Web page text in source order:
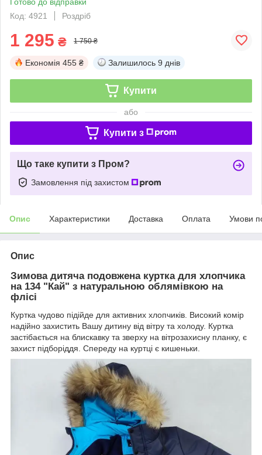
Код: 4921
Роздріб
1 295 ₴ 1 750 ₴
Економія 455 ₴ Залишилось 9 днів
Купити
або
Купити з
Що таке купити з Пром?
Замовлення під захистом
Опис Характеристики Доставка Оплата Умови
Опис
Зимова дитяча подовжена куртка для хлопчика
на 134 "Кай" з натуральною облямівкою на
флісі
Куртка чудово підійде для активних хлопчиків. Високий комір
надійно захистить Вашу дитину від вітру та холоду. Куртка
застібається на блискавку та зверху на вітрозахисну планку, є
захист підборіддя. Спереду на куртці є кишеньки.